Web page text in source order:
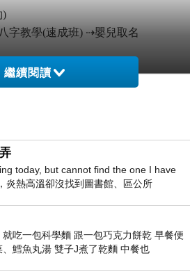
)
字教學(速成班) ⇢嬰兒取名
八字速成班
繼續閱讀
today, but cannot find the one I have
炎熱高溫卻沒找到圖書館、區公所
吃一包科學麵 跟一包巧克力餅乾 早餐便
鱈魚丸湯 雙子J煮了乾麵 中餐也